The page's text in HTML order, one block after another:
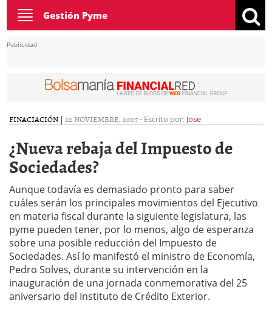
Toggle
navigation
Gestión Pyme
Publicidad
FINACIACIÓN | 22 NOVIEMBRE, 2007- Escrito por: Jose
¿Nueva rebaja del Impuesto de
Sociedades?
Aunque todavía es demasiado pronto para saber
cuáles serán los principales movimientos del Ejecutivo
en materia fiscal durante la siguiente legislatura, las
pyme pueden tener, por lo menos, algo de esperanza
sobre una posible reducción del Impuesto de
Sociedades. Así lo manifestó el ministro de Economía,
Pedro Solves, durante su intervención en la
inauguración de una jornada conmemorativa del 25
aniversario del Instituto de Crédito Exterior.